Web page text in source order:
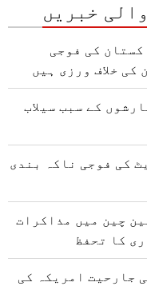
خبریں
کی فوجی
کی خلاف ورزی ہیں
کے سبب سیلاب
کی فوجی ناکہ بندی
چین میں مذاکرات
کا تحفظ
جارحیت امریکہ کی